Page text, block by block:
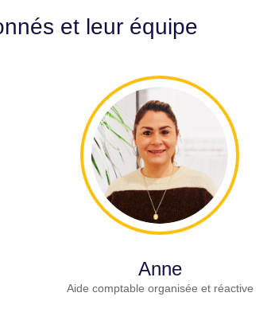
et leur équipe
Anne
Aide comptable organisée et réactive